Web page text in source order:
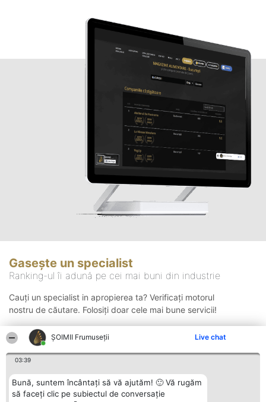
ȘOIMII Frumuseții Live chat
03:39
Bună, suntem încântați să vă ajutăm! 🙂 Vă rugăm
să faceți clic pe subiectul de conversație
Gasește un specialist
Ranking-ul îi adună pe cei mai buni din industrie
Cauți un specialist in apropierea ta? Verificați motorul
nostru de căutare. Folosiți doar cele mai bune servicii!